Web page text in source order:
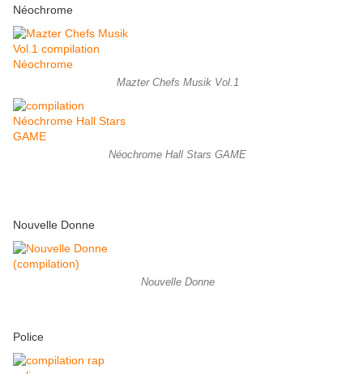
Néochrome
Mazter Chefs Musik Vol.1
Néochrome Hall Stars GAME
Nouvelle Donne
Nouvelle Donne
Police